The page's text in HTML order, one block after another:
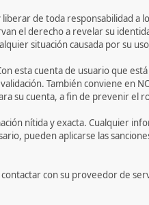
de toda responsabilidad a
el derecho a revelar su
situación causada por su
esta cuenta de usuario que
También conviene en
su cuenta, a fin de prevenir el
nítida y exacta. Cualquier
pueden aplicarse las
con su proveedor de